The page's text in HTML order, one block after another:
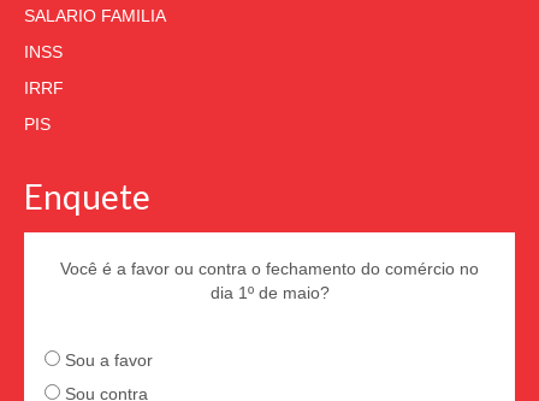
SALARIO FAMILIA
INSS
IRRF
PIS
Enquete
Você é a favor ou contra o fechamento do comércio no
dia 1º de maio?
Sou a favor
Sou contra